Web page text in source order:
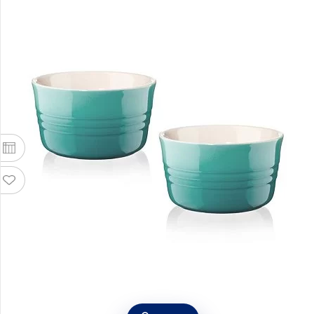
Набор из 2-х рамекинов 200 мл, материал